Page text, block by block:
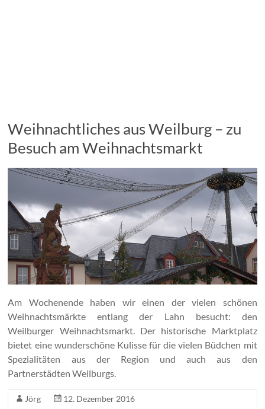
Weihnachtliches aus Weilburg – zu
Besuch am Weihnachtsmarkt
Am Wochenende haben wir einen der vielen schönen
Weihnachtsmärkte entlang der Lahn besucht: den
Weilburger Weihnachtsmarkt. Der historische Marktplatz
bietet eine wunderschöne Kulisse für die vielen Büdchen mit
Spezialitäten aus der Region und auch aus den
Partnerstädten Weilburgs.
Jörg
12. Dezember 2016